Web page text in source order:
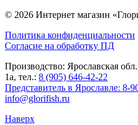
© 2026 Интернет магазин
Политика конфиденциальности
Согласие на обработку ПД
Производство: Ярославская
1а, тел.: 8 (905) 646-42-22
Представитель в Ярославле: 8-
info@glorifish.ru
Наверх